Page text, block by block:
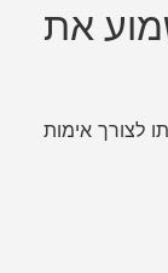
את
אימות